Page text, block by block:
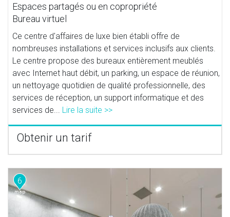
Espaces partagés ou en copropriété
Bureau virtuel
Ce centre d'affaires de luxe bien établi offre de
nombreuses installations et services inclusifs aux clients.
Le centre propose des bureaux entièrement meublés
avec Internet haut débit, un parking, un espace de réunion,
un nettoyage quotidien de qualité professionnelle, des
services de réception, un support informatique et des
services de... Lire la suite >>
Obtenir un tarif
6